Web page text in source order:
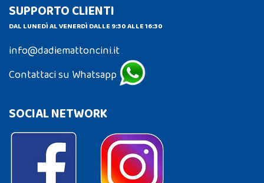
SUPPORTO CLIENTI
DAL LUNEDÌ AL VENERDÌ DALLE 9:30 ALLE 16:30
info@dadiemattoncini.it
Contattaci su Whatsapp
SOCIAL NETWORK